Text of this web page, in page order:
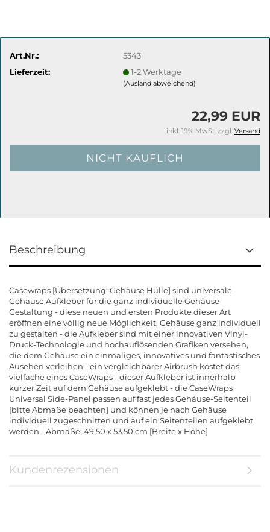
Art.Nr.:
5343
Lieferzeit:
1-2 Werktage
(Ausland abweichend)
22,99 EUR
inkl. 19% MwSt. zzgl. Versand
Beschreibung
Casewraps [Übersetzung: Gehäuse Hülle] sind universale
Gehäuse Aufkleber für die ganz individuelle Gehäuse
Gestaltung - diese neuen und ersten Produkte dieser Art
eröffnen eine völlig neue Möglichkeit, Gehäuse ganz individuell
zu gestalten - die Aufkleber sind mit einer innovativen Vinyl-
Druck-Technologie und hochauflösenden Grafiken versehen,
die dem Gehäuse ein einmaliges, innovatives und fantastisches
Ausehen verleihen - ein vergleichbarer Airbrush kostet das
vielfache eines CaseWraps - dieser Aufkleber ist innerhalb
kurzer Zeit auf dem Gehäuse aufgeklebt - die CaseWraps
Universal Side-Panel passen auf fast jedes Gehäuse-Seitenteil
[bitte Abmaße beachten] und können je nach Gehäuse
individuell zugeschnitten und auf ein Seitenteilen aufgeklebt
werden - Abmaße: 49.50 x 53.50 cm [Breite x Höhe]
Kundenrezensionen